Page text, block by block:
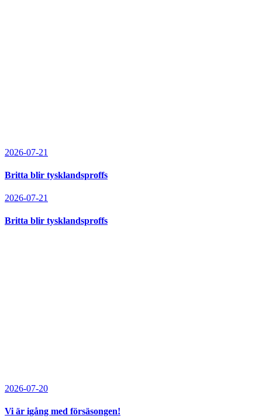
2026-07-21
Britta blir tysklandsproffs
2026-07-21
Britta blir tysklandsproffs
2026-07-20
Vi är igång med försäsongen!